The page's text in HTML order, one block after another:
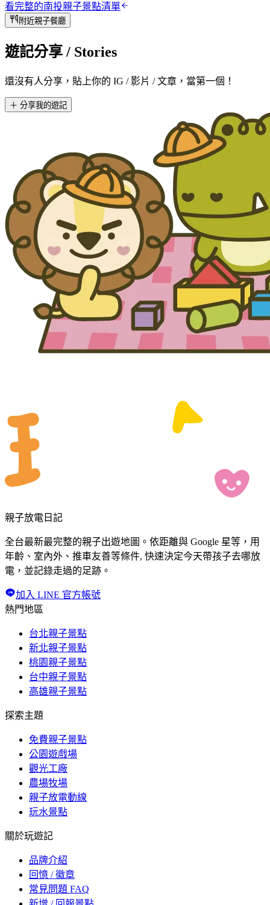
看完整的南投親子景點清單
附近親子餐廳
遊記分享 / Stories
還沒有人分享，貼上你的 IG / 影片 / 文章，當第一個！
＋ 分享我的遊記
親子放電日記
全台最新最完整的親子出遊地圖。依距離與 Google 星等，用
年齡、室內外、推車友善等條件, 快速決定今天帶孩子去哪放
電，並記錄走過的足跡。
加入 LINE 官方帳號
熱門地區
台北親子景點
新北親子景點
桃園親子景點
台中親子景點
高雄親子景點
探索主題
免費親子景點
公園遊戲場
觀光工廠
農場牧場
親子放電動線
玩水景點
關於玩遊記
品牌介紹
回憶 / 徽章
常見問題 FAQ